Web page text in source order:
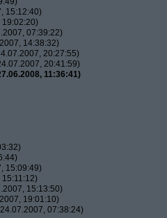
15:12:40)
07:39:22)
14:38:32)
20:27:55)
20:41:59)
11:36:41)
15:09:49)
15:13:50)
19:01:10)
07:38:24)